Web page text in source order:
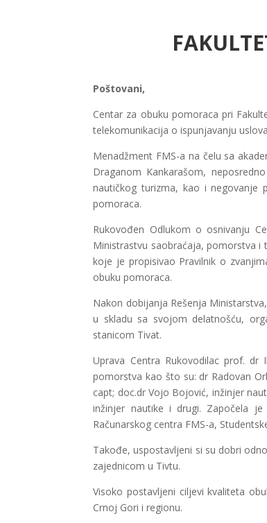
Poštovani,
Centar za obuku pomoraca pri
telekomunikacija o ispunjavanju
Menadžment FMS-a na čelu sa
Draganom Kankarašom,
nautičkog turizma, kao i negovanje
pomoraca.
Rukovođen Odlukom o osnivanju
Ministrastvu saobraćaja, pomorstva i
koje je propisivao Pravilnik o
obuku pomoraca.
Nakon dobijanja Rešenja
u skladu sa svojom delatnošću,
stanicom Tivat.
Uprava Centra Rukovodilac prof.
pomorstva kao što su: dr Radovan
capt; doc.dr Vojo Bojović, inžinjer
inžinjer nautike i drugi. Započela
Računarskog centra FMS-a,
Takođe, uspostavljeni si su dobri
zajednicom u Tivtu.
Visoko postavljeni ciljevi kvaliteta
Crnoj Gori i regionu.